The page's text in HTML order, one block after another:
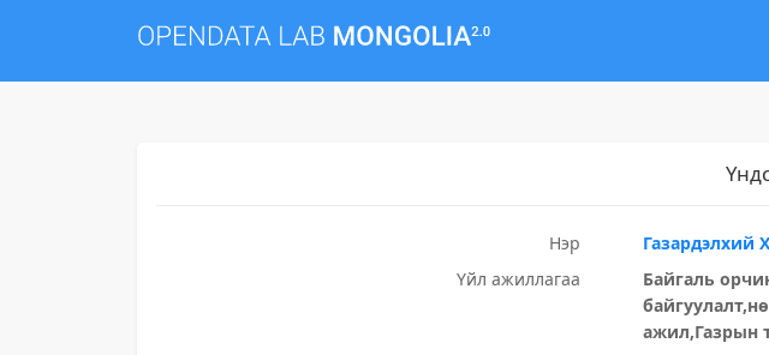
Нэр
Газардэлхий
Үйл ажиллагаа
Байгаль
ажил,Газрын